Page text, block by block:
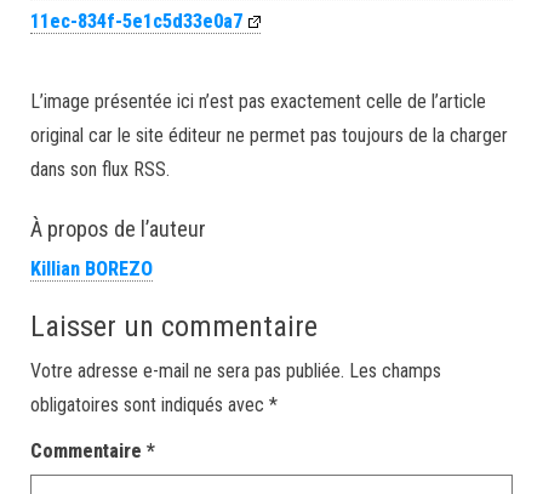
11ec-834f-5e1c5d33e0a7
L’image présentée ici n’est pas exactement celle de l’article
original car le site éditeur ne permet pas toujours de la charger
dans son flux RSS.
À propos de l’auteur
Killian BOREZO
Laisser un commentaire
Votre adresse e-mail ne sera pas publiée. Les champs
obligatoires sont indiqués avec *
Commentaire *